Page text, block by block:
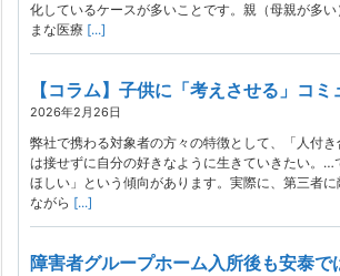
化しているケースが多いことです。親（母親が多
まな医療 [...]
【コラム】子供に「考えさせる」コ
2026年2月26日
弊社で携わる対象者の方々の特徴として、「人付き
は接せずに自分の好きなように生きていきたい。…
ほしい」という傾向があります。実際に、第三者
ながら [...]
障害者グループホーム入所後も安泰で